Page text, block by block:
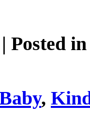
Posted
,